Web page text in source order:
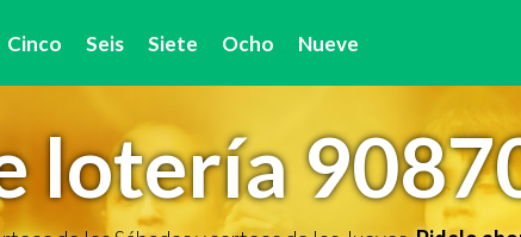
Cinco Seis Siete Ocho Nueve
lotería